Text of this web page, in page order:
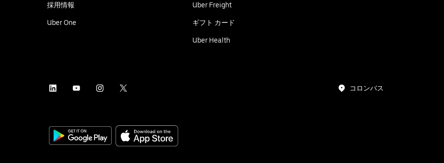
採用情報
Uber One
Uber Freight
ギフト カード
Uber Health
コロンバス